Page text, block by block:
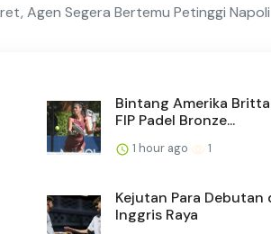
Agen Segera Bertemu Petinggi Napoli
Bintang Amerika
FIP Padel Bronze...
1 hour ago 1
Kejutan Para Debutan
Inggris Raya